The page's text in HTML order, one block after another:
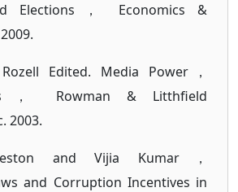
Elections， Economics &
Edited. Media Power，
， Rowman & Litthfield
2003.
and Vijia Kumar，
and Corruption Incentives in